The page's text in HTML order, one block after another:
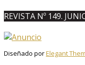
REVISTA Nº 149.
Diseñado porElegant